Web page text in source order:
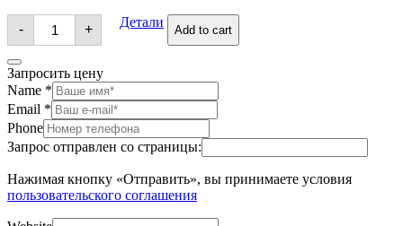
-
Подвеска
quantity
+ Детали
Add to cart
Запросить цену
Name *
Email *
Phone
Запрос отправлен со страницы:
Нажимая кнопку «Отправить», вы принимаете условия
пользовательского соглашения